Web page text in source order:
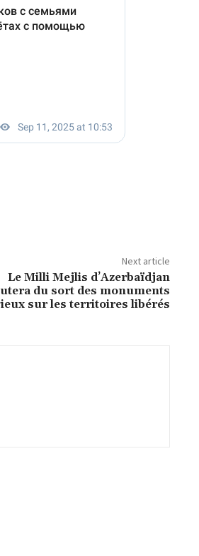
Next article
Le Milli Mejlis d’Azerbaïdjan
du sort des monuments
sur les territoires libérés